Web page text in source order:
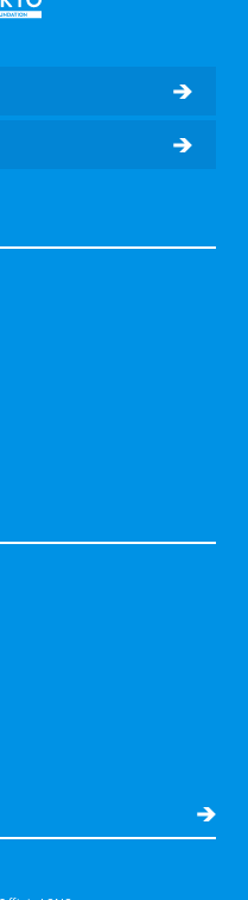
京マラソン参加前の体
す。 東京マラソン等に参
当財団は、ランナーが参
参加者の顔写真を撮影
管理のために監視カメラ
大会中の中途記録及び推
し、取り扱います。
におけるコースの安全管
った場合
前及び電話番号、現在治
）等の必要な情報を取得
当財団は、補償を含む事
る救護スタッフの配置、
、治療経過及び現在の処
本人に通知した目的の達
ため